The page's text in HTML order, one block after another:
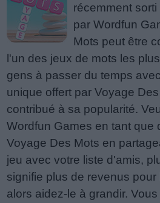
récemment
par Wordfun
Mots peut être
l'un des jeux de mots les
gens à passer du temps
unique offert par Voyage
contribué à sa popularité.
Wordfun Games en tant que
Voyage Des Mots en
jeu avec votre liste d'amis,
signifie plus de revenus pour
alors aidez-le à grandir.